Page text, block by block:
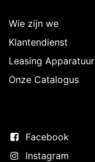
Wie zijn we
Klantendienst
Leasing Apparatuur
Onze Catalogus
Facebook
Instagram